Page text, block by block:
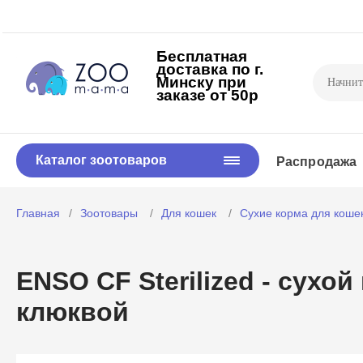
Бесплатная
доставка по г.
Минску при
заказе от 50р
Каталог зоотоваров Распродажа
Главная Зоотовары Для кошек Сухие корма для
ENSO CF Sterilized -
клюквой